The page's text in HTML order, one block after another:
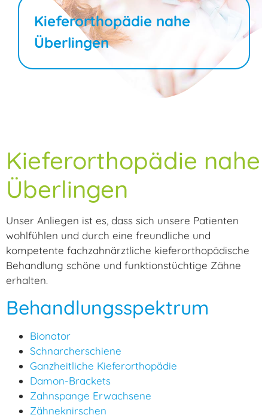
Kieferorthopädie nahe
Überlingen
Kieferorthopädie nahe
Überlingen
Unser Anliegen ist es, dass sich unsere Patienten
wohlfühlen und durch eine freundliche und
kompetente fachzahnärztliche kieferorthopädische
Behandlung schöne und funktionstüchtige Zähne
erhalten.
Behandlungsspektrum
Bionator
Schnarcherschiene
Ganzheitliche Kieferorthopädie
Damon-Brackets
Zahnspange Erwachsene
Zähneknirschen